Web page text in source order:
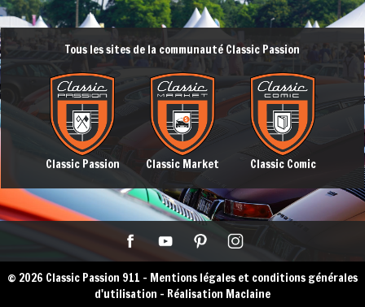
Tous les sites de la communauté Classic Passion
Classic Passion Classic Market Classic Comic
© 2026 Classic Passion 911 - Mentions légales et conditions générales
d'utilisation - Réalisation Maclaine